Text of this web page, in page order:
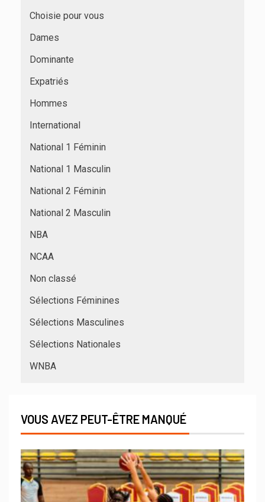
Choisie pour vous
Dames
Dominante
Expatriés
Hommes
International
National 1 Féminin
National 1 Masculin
National 2 Féminin
National 2 Masculin
NBA
NCAA
Non classé
Sélections Féminines
Sélections Masculines
Sélections Nationales
WNBA
VOUS AVEZ PEUT-ÊTRE MANQUÉ